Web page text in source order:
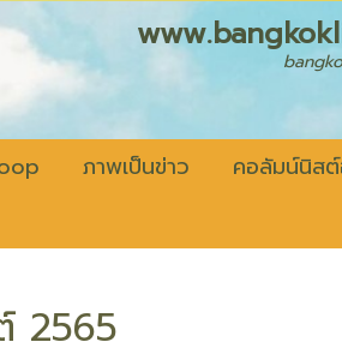
ภาพเป็นข่าว
คอลัมน์นิส
2565